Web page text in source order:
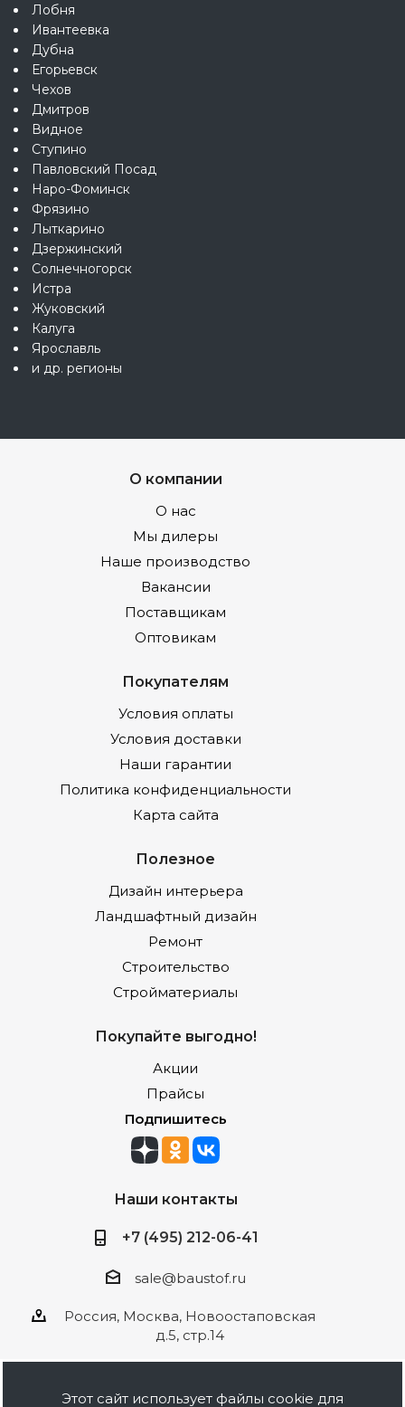
Лобня
Ивантеевка
Дубна
Егорьевск
Чехов
Дмитров
Видное
Ступино
Павловский Посад
Наро-Фоминск
Фрязино
Лыткарино
Дзержинский
Солнечногорск
Истра
Жуковский
Калуга
Ярославль
и др. регионы
О компании
О нас
Мы дилеры
Наше производство
Вакансии
Поставщикам
Оптовикам
Покупателям
Условия оплаты
Условия доставки
Наши гарантии
Политика конфиденциальности
Карта сайта
Полезное
Дизайн интерьера
Ландшафтный дизайн
Ремонт
Строительство
Стройматериалы
Покупайте выгодно!
Акции
Прайсы
Подпишитесь
Наши контакты
+7 (495) 212-06-41
sale@baustof.ru
Россия, Москва, Новоостаповская
д.5, стр.14
Этот сайт использует файлы cookie для